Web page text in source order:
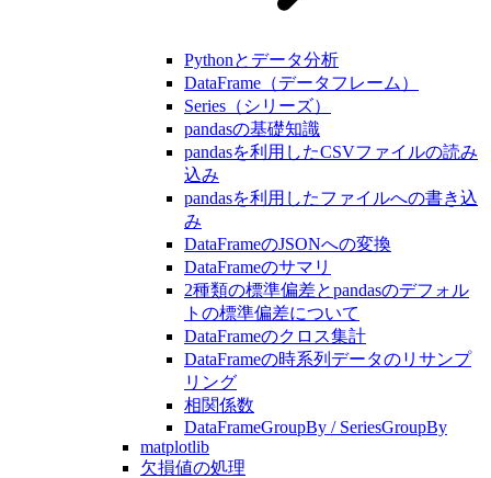
Pythonとデータ分析
DataFrame（データフレーム）
Series（シリーズ）
pandasの基礎知識
pandasを利用したCSVファイルの読み
込み
pandasを利用したファイルへの書き込
み
DataFrameのJSONへの変換
DataFrameのサマリ
2種類の標準偏差とpandasのデフォル
トの標準偏差について
DataFrameのクロス集計
DataFrameの時系列データのリサンプ
リング
相関係数
DataFrameGroupBy / SeriesGroupBy
matplotlib
欠損値の処理